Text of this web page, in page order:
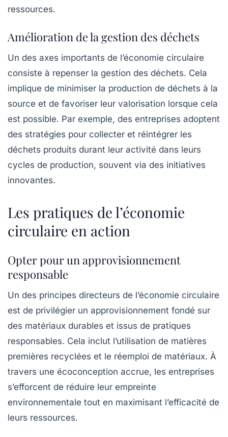
ressources.
Amélioration de la gestion des déchets
Un des axes importants de l’économie circulaire
consiste à repenser la gestion des déchets. Cela
implique de minimiser la production de déchets à la
source et de favoriser leur valorisation lorsque cela
est possible. Par exemple, des entreprises adoptent
des stratégies pour collecter et réintégrer les
déchets produits durant leur activité dans leurs
cycles de production, souvent via des initiatives
innovantes.
Les pratiques de l’économie
circulaire en action
Opter pour un approvisionnement
responsable
Un des principes directeurs de l’économie circulaire
est de privilégier un approvisionnement fondé sur
des matériaux durables et issus de pratiques
responsables. Cela inclut l’utilisation de matières
premières recyclées et le réemploi de matériaux. À
travers une écoconception accrue, les entreprises
s’efforcent de réduire leur empreinte
environnementale tout en maximisant l’efficacité de
leurs ressources.